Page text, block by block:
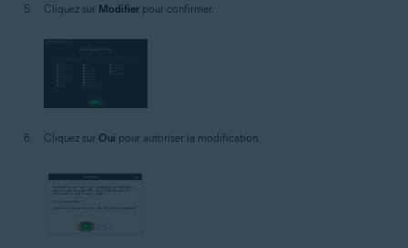
Cliquez sur Modifier pour confirmer.
Cliquez sur Oui pour autoriser la modification.